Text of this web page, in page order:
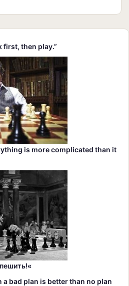
first, then play.”
is more complicated than it
a bad plan is better than no plan